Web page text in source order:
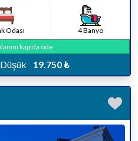
Odası
4 Banyo
kapıda öde.
19.750 ₺